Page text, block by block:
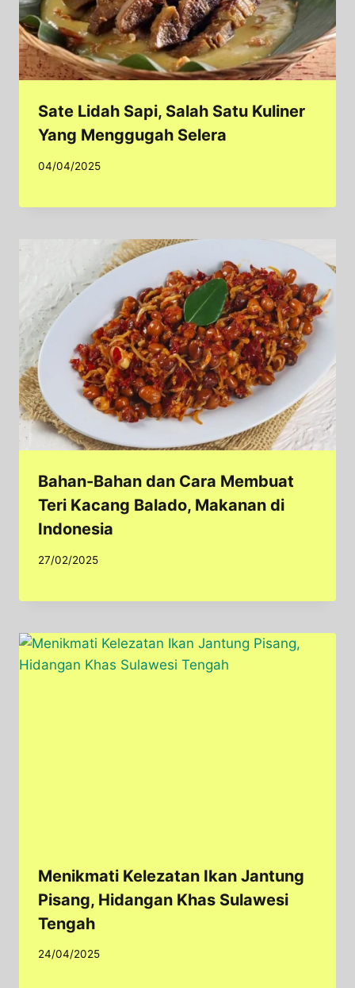
Sate Lidah Sapi, Salah Satu Kuliner
Yang Menggugah Selera
04/04/2025
Bahan-Bahan dan Cara Membuat
Teri Kacang Balado, Makanan di
Indonesia
27/02/2025
Menikmati Kelezatan Ikan Jantung
Pisang, Hidangan Khas Sulawesi
Tengah
24/04/2025